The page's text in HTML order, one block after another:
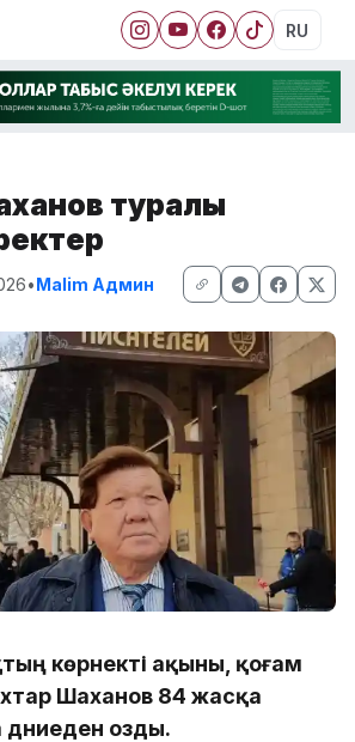
RU
туралы
•Malim Админ
көрнекті ақыны, қоғам
Шаханов 84 жасқа
озды.